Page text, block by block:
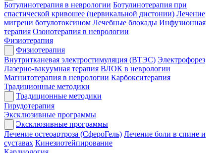
Ботулинотерапия в неврологии Ботулинотерапия при
спастической кривошее (цервикальной дистонии) Лечение
мигрени ботулотоксином Лечебные блокады Инфузионная
терапия Озонотерапия в неврологии
Физиотерапия
Физиотерапия
Внутритканевая электростимуляция (ВТЭС) Электрофорез
Лазерно-вакуумная терапия ВЛОК в неврологии
Магнитотерапия в неврологии Карбокситерапия
Традиционные методики
Традиционные методики
Гирудотерапия
Эксклюзивные программы
Эксклюзивные программы
Лечение остеоартроза (СфероГель) Лечение боли в спине и
суставах Кинезиотейпирование